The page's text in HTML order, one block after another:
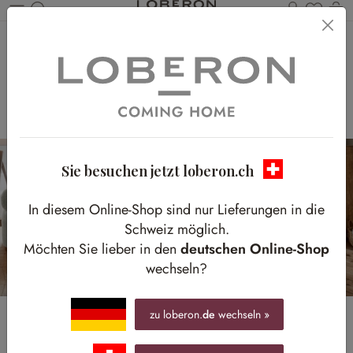
Du
Vintage
Eine Hommage an legendäre Stil-Ikonen
Der Vintage-Stil ist aktuell wie nie, doch um seiner Faszination auf die
Spur zu kommen, müssen wir ins vergangene Jahrhundert eintauchen:
Sie besuchen jetzt loberon.ch
In diesem Online-Shop sind nur Lieferungen in die
Schweiz möglich.
Möchten Sie lieber in den deutschen Online-Shop
wechseln?
zu loberon.de wechseln »